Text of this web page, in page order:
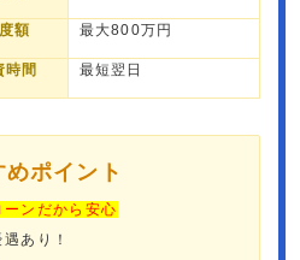
額 最大800万円
時間 最短翌日
めポイント
ンだから安心
あり！